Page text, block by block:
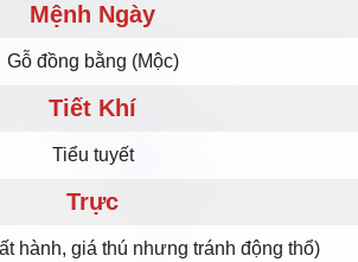
Mệnh Ngày
Gỗ đồng bằng (Mộc)
Tiết Khí
Tiểu tuyết
Trực
hành, giá thú nhưng tránh động thổ)